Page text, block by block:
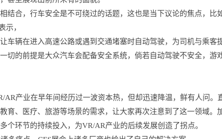
结合，行车安全是不可绕过的话题，这也是当下议论的焦点，比
示，
车辆在进入高速公路或遇到交通堵塞时自动驾驶，为司机与乘客
切的前提是大众汽车会配备安全系统，倘若自动驾驶不安全，游
AR产业在早年间经历过一波资本热，但却迅速降温，鲜有人问。
育、医疗、旅游等场景的需求，让大家再次注意到了这一领域。
个环节的持续投入，为VR/AR产业的后续发展创造了拐点。